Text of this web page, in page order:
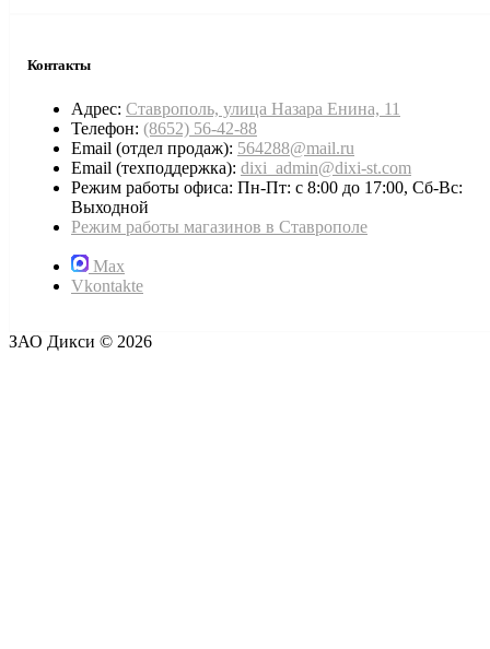
Контакты
Адрес: Ставрополь, улица Назара Енина, 11
Телефон: (8652) 56-42-88
Email (отдел продаж): 564288@mail.ru
Email (техподдержка): dixi_admin@dixi-st.com
Режим работы офиса: Пн-Пт: с 8:00 до 17:00, Сб-Вс:
Выходной
Режим работы магазинов в Ставрополе
Max
Vkontakte
ЗАО Дикси © 2026